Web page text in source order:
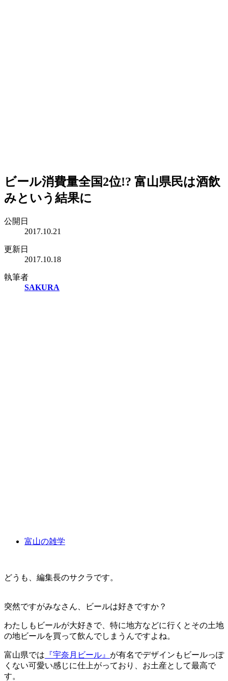
ビール消費量全国2位!? 富山県民は酒飲
みという結果に
公開日
2017.10.21
更新日
2017.10.18
執筆者
SAKURA
富山の雑学
どうも、編集長のサクラです。
突然ですがみなさん、ビールは好きですか？
わたしもビールが大好きで、特に地方などに行くとその土地
の地ビールを買って飲んでしまうんですよね。
富山県では 『宇奈月ビール』 が有名でデザインもビールっぽ
くない可愛い感じに仕上がっており、お土産として最高で
す。